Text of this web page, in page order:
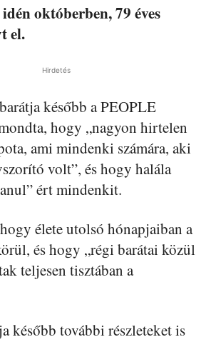
októberben, 79 éves
el.
Hirdetés
később a PEOPLE
hogy „nagyon hirtelen
ami mindenki számára, aki
volt”, és hogy halála
ért mindenkit.
élete utolsó hónapjaiban a
és hogy „régi barátai közül
teljesen tisztában a
később további részleteket is